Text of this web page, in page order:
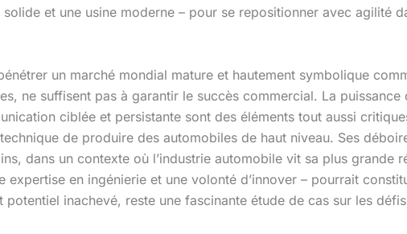
et une usine moderne – pour se repositionner avec agilité
un marché mondial mature et hautement symbolique
ne suffisent pas à garantir le succès commercial. La puissance
ciblée et persistante sont des éléments tout aussi
de produire des automobiles de haut niveau. Ses
dans un contexte où l’industrie automobile vit sa plus grande
expertise en ingénierie et une volonté d’innover – pourrait
inachevé, reste une fascinante étude de cas sur les